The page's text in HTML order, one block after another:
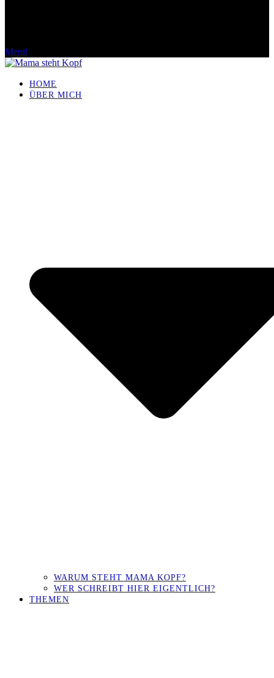
Menü
HOME
ÜBER MICH
WARUM STEHT MAMA KOPF?
WER SCHREIBT HIER EIGENTLICH?
THEMEN